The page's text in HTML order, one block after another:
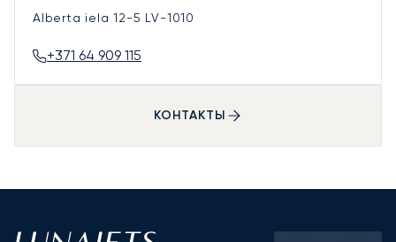
Alberta iela 12-5 LV-1010
+371 64 909 115
КОНТАКТЫ